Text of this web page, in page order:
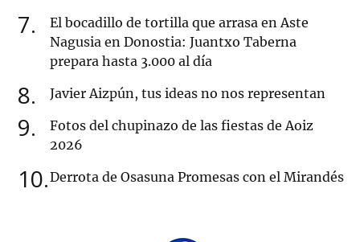
7
El bocadillo de tortilla que arrasa en Aste
Nagusia en Donostia: Juantxo Taberna
prepara hasta 3.000 al día
8 Javier Aizpún, tus ideas no nos representan
9
Fotos del chupinazo de las fiestas de Aoiz
2026
10 Derrota de Osasuna Promesas con el Mirandés